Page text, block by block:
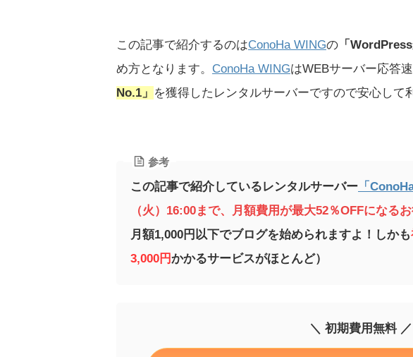
この記事で紹介するのはConoHa WINGの 「
め方となります。 ConoHa WINGはWEBサーバー応答
No.1」 を獲得したレンタルサーバーですので安心して
参考
この記事で紹介しているレンタルサーバー 「
（火）16:00まで、月額費用が最大52％OFFになる
月額1,000円以下でブログを始められますよ！しかも
3,000円かかるサービスがほとんど）
＼ 初期費用無料 ／